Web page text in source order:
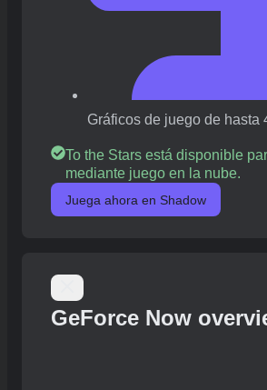
Gráficos de juego de hasta
To the Stars está disponible
mediante juego en la nube.
Juega ahora en Shadow
GeForce Now